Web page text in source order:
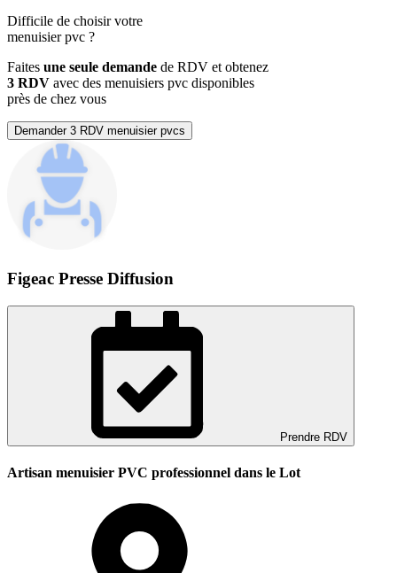
Difficile de choisir votre
menuisier pvc ?
Faites une seule demande de RDV et obtenez
3 RDV avec des menuisiers pvc disponibles
près de chez vous
Demander 3 RDV menuisier pvcs
Figeac Presse Diffusion
Prendre RDV
Artisan menuisier PVC professionnel dans le Lot